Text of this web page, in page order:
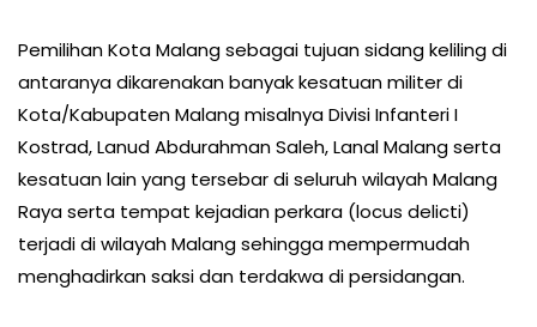
Pemilihan Kota Malang sebagai tujuan sidang keliling di
antaranya dikarenakan banyak kesatuan militer di
Kota/Kabupaten Malang misalnya Divisi Infanteri I
Kostrad, Lanud Abdurahman Saleh, Lanal Malang serta
kesatuan lain yang tersebar di seluruh wilayah Malang
Raya serta tempat kejadian perkara (locus delicti)
terjadi di wilayah Malang sehingga mempermudah
menghadirkan saksi dan terdakwa di persidangan.